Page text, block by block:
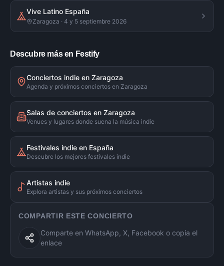
Vive Latino España
Zaragoza · 4 y 5 septiembre 2026
Descubre más en Festify
Conciertos indie en Zaragoza
Agenda y próximos conciertos en Zaragoza
Salas de conciertos en Zaragoza
Venues y lugares donde suena la música indie
Festivales indie en España
Descubre los mejores festivales indie
Artistas indie
Explora artistas y sus próximos conciertos
COMPARTIR ESTE CONCIERTO
Comparte en WhatsApp, X, Facebook o copia el
enlace